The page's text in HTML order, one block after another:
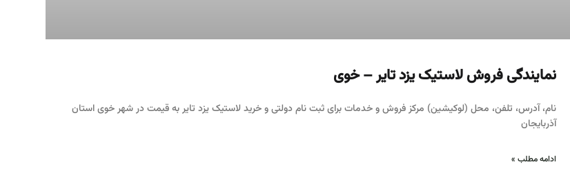
نمایندگی فروش لاستیک یزد تایر – خوی
نام، آدرس، تلفن، محل (لوکیشین) مرکز فروش و خدمات برای ثبت نام دولتی و خرید لاستیک یزد تایر به قیمت در شهر خوی استان
آذربایجان
ادامه مطلب »